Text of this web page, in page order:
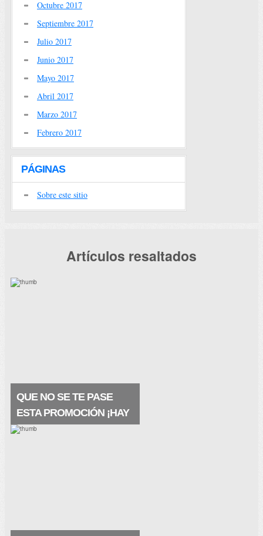
Octubre 2017
Septiembre 2017
Julio 2017
Junio 2017
Mayo 2017
Abril 2017
Marzo 2017
Febrero 2017
PÁGINAS
Sobre este sitio
Artículos resaltados
QUE NO SE TE PASE
ESTA PROMOCIÓN ¡HAY
MUESTRAS A